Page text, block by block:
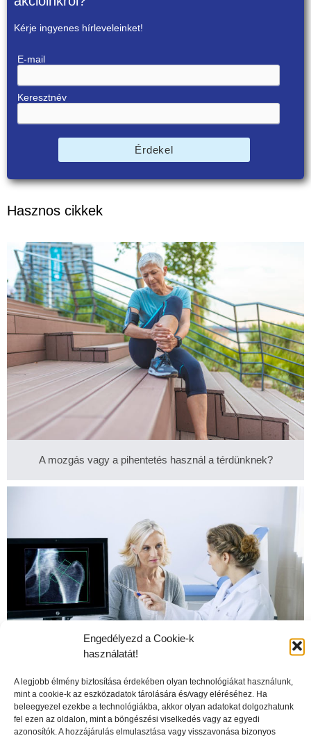
Engedélyezd a Cookie-k
használatát!
A legjobb élmény biztosítása érdekében olyan technológiákat használunk,
mint a cookie-k az eszközadatok tárolására és/vagy eléréséhez. Ha
beleegyezel ezekbe a technológiákba, akkor olyan adatokat dolgozhatunk
fel ezen az oldalon, mint a böngészési viselkedés vagy az egyedi
azonosítók. A hozzájárulás elmulasztása vagy visszavonása bizonyos
Kérje ingyenes hírleveleinket!
E-mail
Keresztnév
Érdekel
Hasznos cikkek
A mozgás vagy a pihentetés használ a térdünknek?
A csontritkulás veszélyei